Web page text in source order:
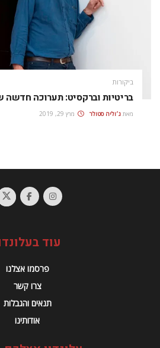
ביקורות
בריטיות וברקסיט: תערוכה
מאת ג׳וליה סטולר מרץ 29, 2019
עוד
פרסמו אצלנו
צרו קשר
תנאים והגבלות
אודותינו